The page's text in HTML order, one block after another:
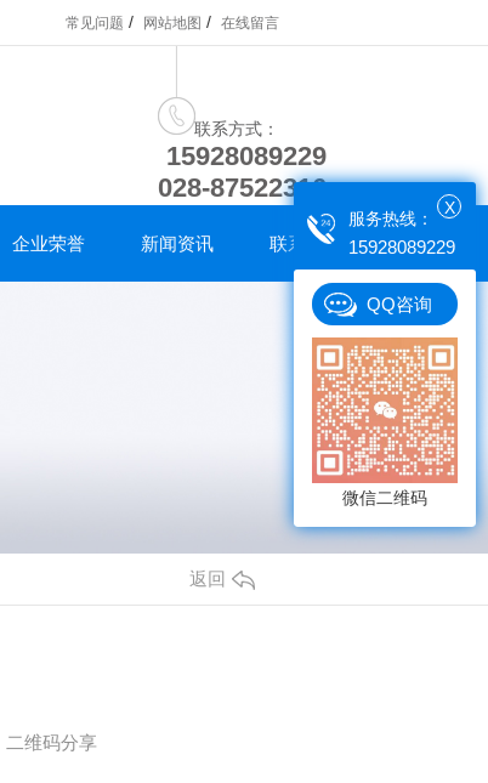
常见问题 / 网站地图 / 在线留言
联系方式：
15928089229
028-87522316
企业荣誉 新闻资讯 联系我们
返回
二维码分享
X
服务热线：
15928089229
QQ咨询
微信二维码